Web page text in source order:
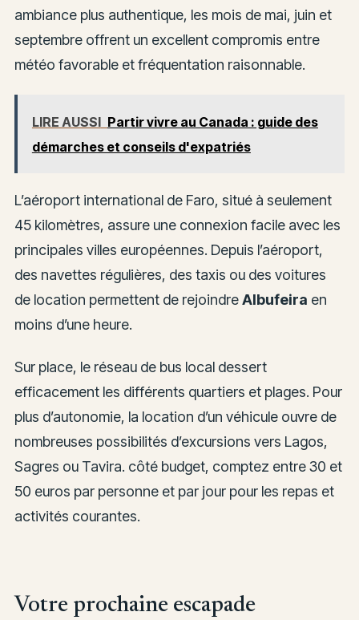
ambiance plus authentique, les mois de mai, juin et
septembre offrent un excellent compromis entre
météo favorable et fréquentation raisonnable.
LIRE AUSSI Partir vivre au Canada : guide des
démarches et conseils d'expatriés
L’aéroport international de Faro, situé à seulement
45 kilomètres, assure une connexion facile avec les
principales villes européennes. Depuis l’aéroport,
des navettes régulières, des taxis ou des voitures
de location permettent de rejoindreAlbufeira en
moins d’une heure.
Sur place, le réseau de bus local dessert
efficacement les différents quartiers et plages. Pour
plus d’autonomie, la location d’un véhicule ouvre de
nombreuses possibilités d’excursions vers Lagos,
Sagres ou Tavira. côté budget, comptez entre 30 et
50 euros par personne et par jour pour les repas et
activités courantes.
Votre prochaine escapade